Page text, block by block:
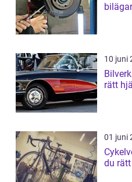
10 juni
rätt
01 juni
du